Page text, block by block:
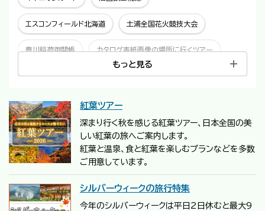
紅葉ツアー
深まり行く秋を感じる紅葉ツアー、日本全国の美
しい紅葉の旅へご案内します。
紅葉と温泉、食と紅葉を楽しむプランなどを多数
ご用意しています。
シルバーウィークの旅行特集
今年のシルバーウィークは平日2日休むと最大9
エスコンフィールド北海道 土浦全国花火競技大会
豊川稲荷御開帳 カタログ表紙画像の場所に行くツアー
函館空港発着
もっと見る